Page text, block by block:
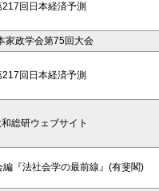
217回日本経済予測
家政学会第75回大会
217回日本経済予測
総研ウェブサイト
編『法社会学の最前線』(有斐閣)